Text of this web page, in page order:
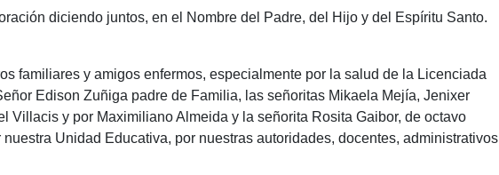
diciendo juntos, en el Nombre del Padre, del Hijo y del Espíritu Santo.
familiares y amigos enfermos, especialmente por la salud de la Licenciada
Edison Zuñiga padre de Familia, las señoritas Mikaela Mejía, Jenixer
Villacis y por Maximiliano Almeida y la señorita Rosita Gaibor, de octavo
nuestra Unidad Educativa, por nuestras autoridades, docentes, administrativos